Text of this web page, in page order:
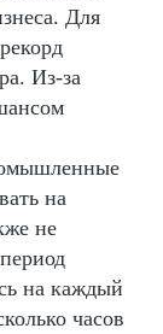
Для
Из-за
на
не
на каждый
часов